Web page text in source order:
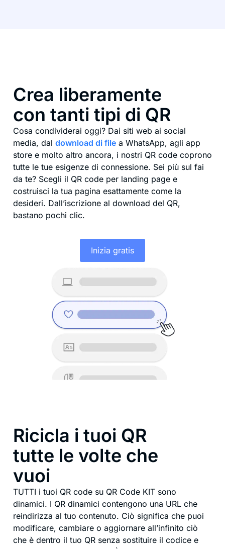
Crea liberamente
con tanti tipi di QR
Cosa condividerai oggi? Dai siti web ai social
media, dal download di file a WhatsApp, agli app
store e molto altro ancora, i nostri QR code coprono
tutte le tue esigenze di connessione. Sei più sul fai
da te? Scegli il QR code per landing page e
costruisci la tua pagina esattamente come la
desideri. Dall’iscrizione al download del QR,
bastano pochi clic.
Inizia gratis
Ricicla i tuoi QR
tutte le volte che
vuoi
TUTTI i tuoi QR code su QR Code KIT sono
dinamici. I QR dinamici contengono una URL che
reindirizza al tuo contenuto. Ciò significa che puoi
modificare, cambiare o aggiornare all’infinito ciò
che è dentro il tuo QR senza sostituire il codice e